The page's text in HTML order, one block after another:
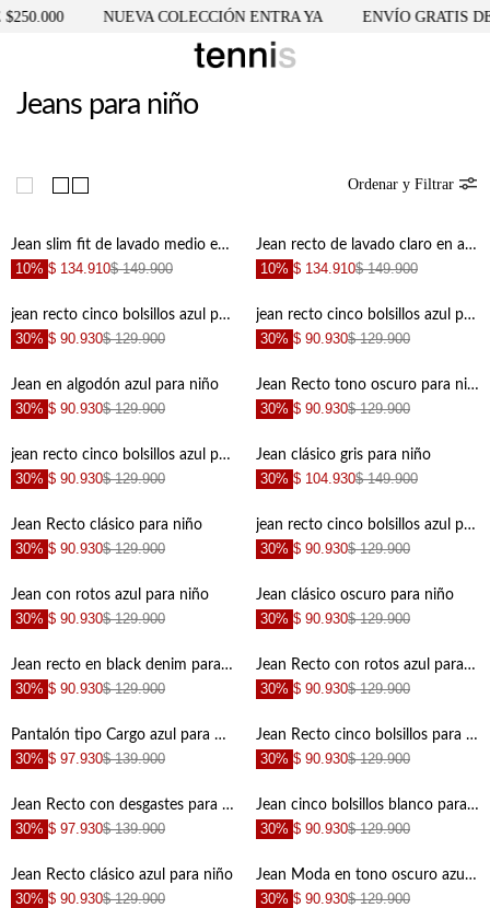
NUEVA COLECCIÓN ENTRA YA ENVÍO GRATIS
Jeans para niño
Ordenar y Filtrar
Jean slim fit de lavado medio en azul para niño
10% $ 134.910$ 149.900
+
Jean recto de lavado claro en azul para niño
10% $ 134.910$ 149.900
jean recto cinco bolsillos azul para niño con diseño versátil
30% $ 90.930$ 129.900
jean recto cinco bolsillos azul para niño de acabado suave
30% $ 90.930$ 129.900
+
Jean en algodón azul para niño
30% $ 90.930$ 129.900
+
Jean Recto tono oscuro para niño
30% $ 90.930$ 129.900
+
jean recto cinco bolsillos azul para niño con detalle moderno
30% $ 90.930$ 129.900
+
Jean clásico gris para niño
30% $ 104.930$ 149.900
+
Jean Recto clásico para niño
30% $ 90.930$ 129.900
+
jean recto cinco bolsillos azul para niño de ajuste cómodo de silueta ajustada
30% $ 90.930$ 129.900
+
Jean con rotos azul para niño
30% $ 90.930$ 129.900
+
Jean clásico oscuro para niño
30% $ 90.930$ 129.900
Jean recto en black denim para niño
30% $ 90.930$ 129.900
Jean Recto con rotos azul para niño
30% $ 90.930$ 129.900
Pantalón tipo Cargo azul para niño
30% $ 97.930$ 139.900
Jean Recto cinco bolsillos para niño
30% $ 90.930$ 129.900
Jean Recto con desgastes para niño
30% $ 97.930$ 139.900
Jean cinco bolsillos blanco para niño
30% $ 90.930$ 129.900
Jean Recto clásico azul para niño
30% $ 90.930$ 129.900
Jean Moda en tono oscuro azul para niño
30% $ 90.930$ 129.900